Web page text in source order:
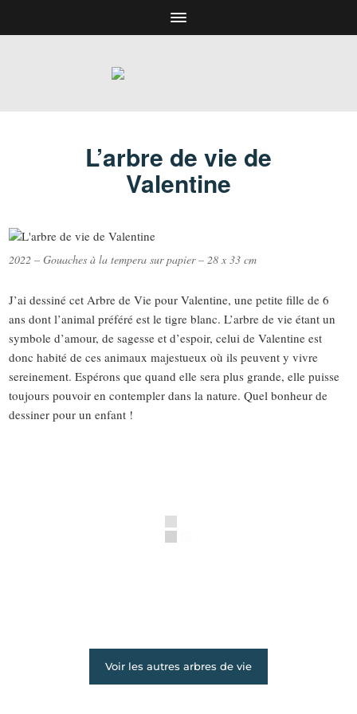
L’arbre de vie de
Valentine
2022 – Gouaches à la tempera sur papier – 28 x 33 cm
J’ai dessiné cet Arbre de Vie pour Valentine, une petite fille de 6
ans dont l’animal préféré est le tigre blanc. L’arbre de vie étant un
symbole d’amour, de sagesse et d’espoir, celui de Valentine est
donc habité de ces animaux majestueux où ils peuvent y vivre
sereinement. Espérons que quand elle sera plus grande, elle puisse
toujours pouvoir en contempler dans la nature. Quel bonheur de
dessiner pour un enfant !
Voir les autres arbres de vie